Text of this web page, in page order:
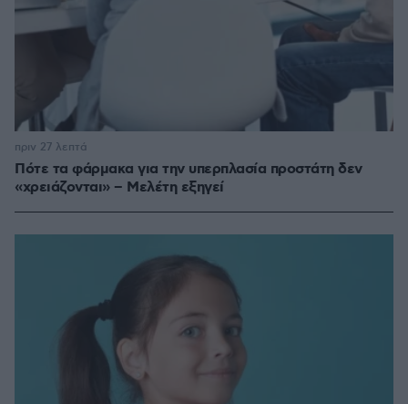
Πότε τα φάρμακα για την υπερπλασία προστάτη δεν
«χρειάζονται» – Μελέτη εξηγεί
πριν 27 λεπτά